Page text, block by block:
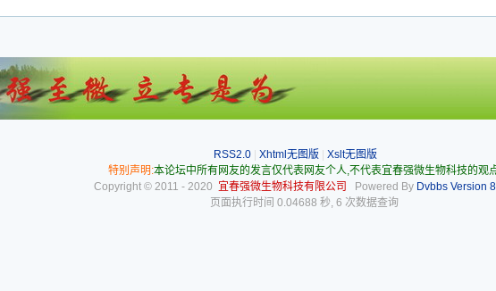
RSS2.0| Xhtml无图版
Xslt无图版
特别声明:本论坛中所有网友的发言仅代表网友个人,不代表宜春强微生物科技的观
Copyright © 2011 - 2020 宜春强微生物科技有限公司 Powered By Dvbbs Version
页面执行时间 0.04688 秒, 6 次数据查询